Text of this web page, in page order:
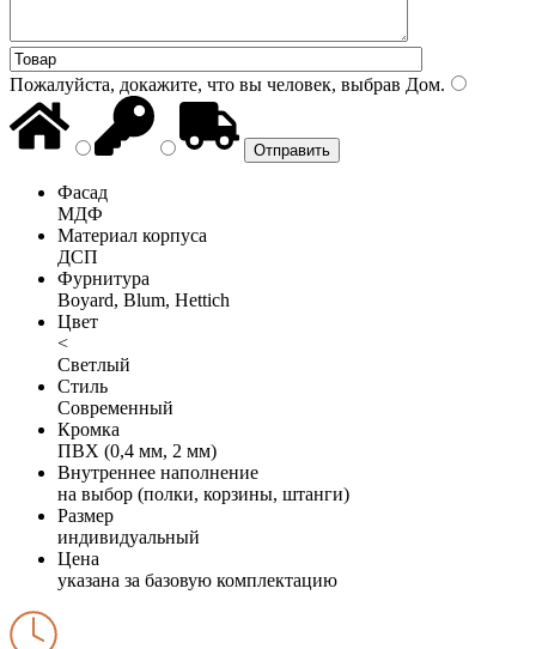
Пожалуйста, докажите, что вы человек, выбрав Дом.
Фасад
МДФ
Материал корпуса
ДСП
Фурнитура
Boyard, Blum, Hettich
Цвет
<
Светлый
Стиль
Современный
Кромка
ПВХ (0,4 мм, 2 мм)
Внутреннее наполнение
на выбор (полки, корзины, штанги)
Размер
индивидуальный
Цена
указана за базовую комплектацию